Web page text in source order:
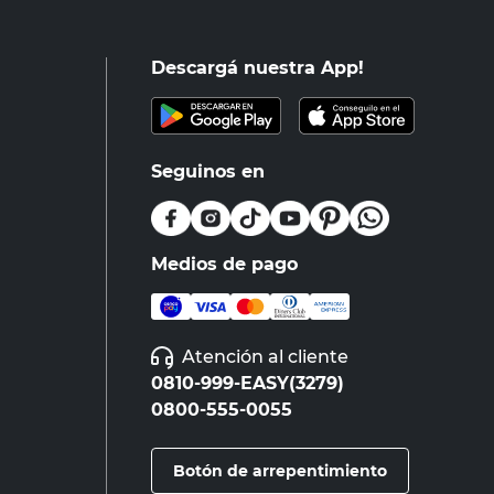
Descargá nuestra App!
Seguinos en
Medios de pago
Atención al cliente
0810-999-EASY(3279)
0800-555-0055
Botón de arrepentimiento